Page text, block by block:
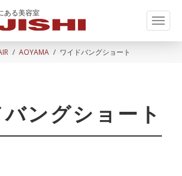
ある美容室
AOYAMA ワイドバングショート
ングショート